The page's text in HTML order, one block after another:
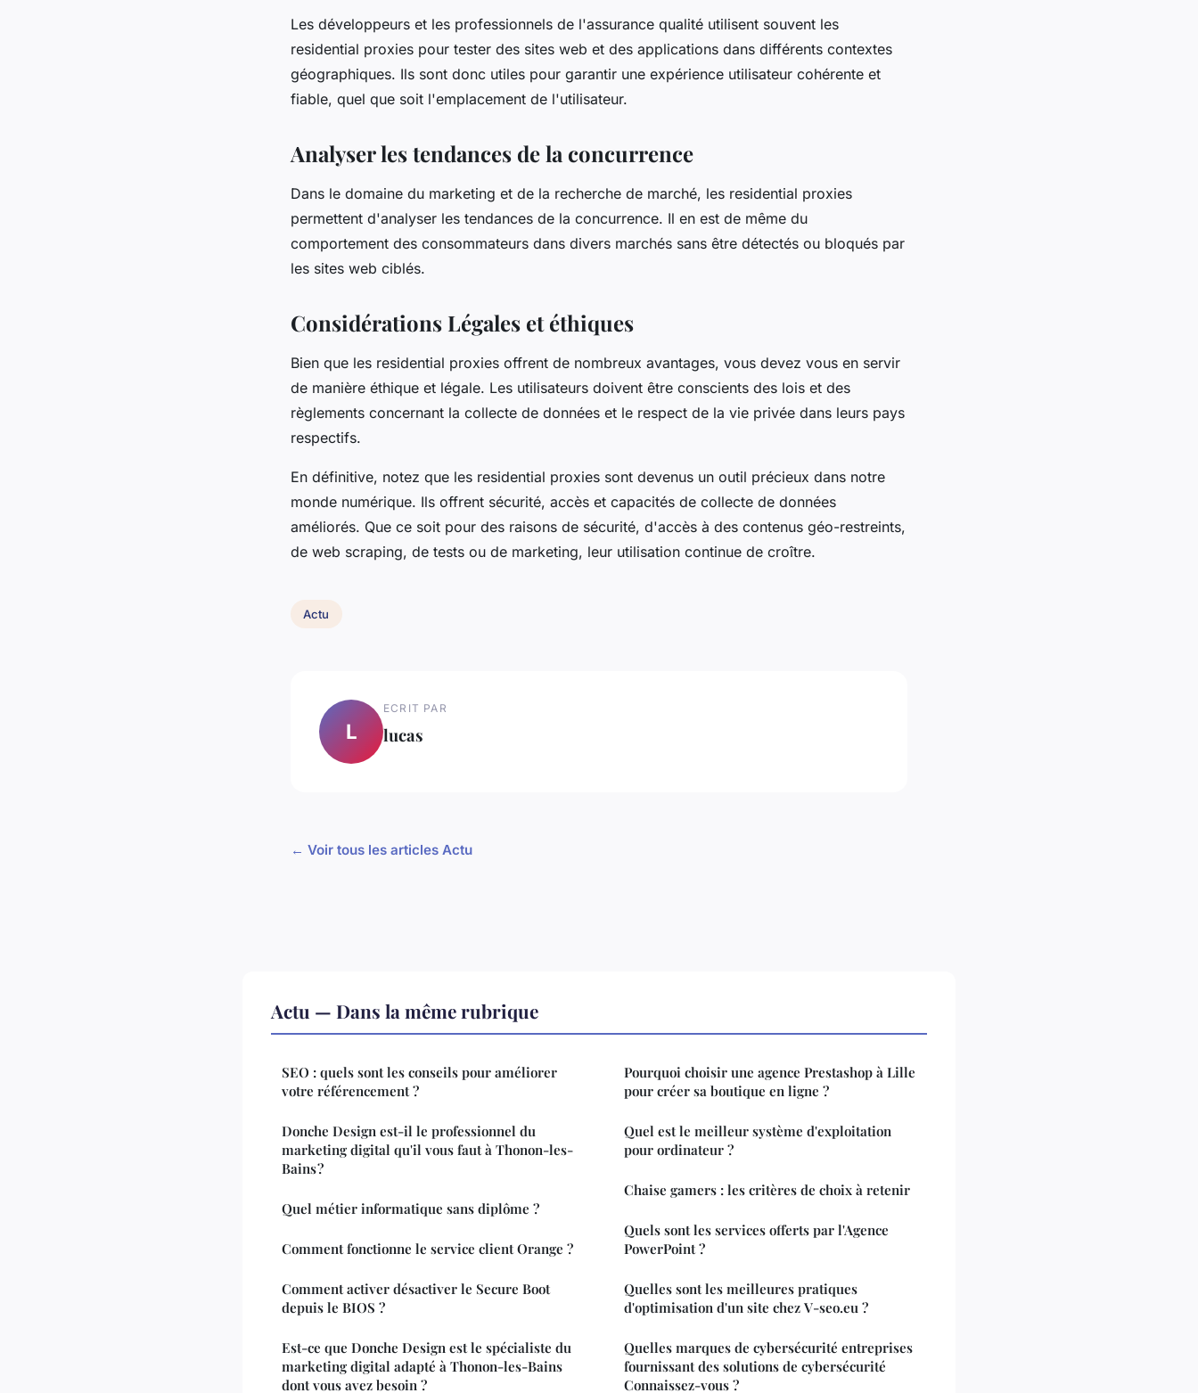
Les développeurs et les professionnels de l'assurance qualité utilisent souvent les
residential proxies pour tester des sites web et des applications dans différents contextes
géographiques. Ils sont donc utiles pour garantir une expérience utilisateur cohérente et
fiable, quel que soit l'emplacement de l'utilisateur.
Analyser les tendances de la concurrence
Dans le domaine du marketing et de la recherche de marché, les residential proxies
permettent d'analyser les tendances de la concurrence. Il en est de même du
comportement des consommateurs dans divers marchés sans être détectés ou bloqués par
les sites web ciblés.
Considérations Légales et éthiques
Bien que les residential proxies offrent de nombreux avantages, vous devez vous en servir
de manière éthique et légale. Les utilisateurs doivent être conscients des lois et des
règlements concernant la collecte de données et le respect de la vie privée dans leurs pays
respectifs.
En définitive, notez que les residential proxies sont devenus un outil précieux dans notre
monde numérique. Ils offrent sécurité, accès et capacités de collecte de données
améliorés. Que ce soit pour des raisons de sécurité, d'accès à des contenus géo-restreints,
de web scraping, de tests ou de marketing, leur utilisation continue de croître.
Actu
L
ECRIT PAR
lucas
← Voir tous les articles Actu
Actu — Dans la même rubrique
SEO : quels sont les conseils pour améliorer
votre référencement ?
Donche Design est-il le professionnel du
marketing digital qu'il vous faut à Thonon-les-
Bains ?
Quel métier informatique sans diplôme ?
Comment fonctionne le service client Orange ?
Comment activer désactiver le Secure Boot
depuis le BIOS ?
Est-ce que Donche Design est le spécialiste du
marketing digital adapté à Thonon-les-Bains
dont vous avez besoin ?
Pourquoi choisir une agence Prestashop à Lille
pour créer sa boutique en ligne ?
Quel est le meilleur système d'exploitation
pour ordinateur ?
Chaise gamers : les critères de choix à retenir
Quels sont les services offerts par l'Agence
PowerPoint ?
Quelles sont les meilleures pratiques
d'optimisation d'un site chez V-seo.eu ?
Quelles marques de cybersécurité entreprises
fournissant des solutions de cybersécurité
Connaissez-vous ?